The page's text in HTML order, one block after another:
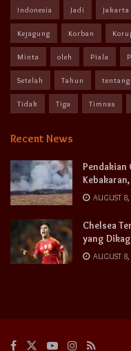
Indonesia Jadi Jakarta
Kejagung Korban
Minta oleh Piala
Setelah Tahun tentang
Tidak Tiga Timnas
Recent News
Pendakian
AUGUST
Chelsea
yang
AUGUST